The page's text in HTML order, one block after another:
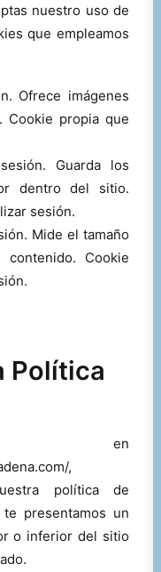
nuestro uso de
que empleamos
Ofrece imágenes
Cookie propia que
Guarda los
dentro del sitio.
sesión.
Mide el tamaño
Cookie
Política
en
,
política de
presentamos un
o inferior del sitio